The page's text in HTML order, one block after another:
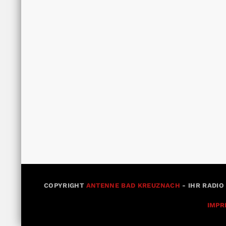
COPYRIGHT ANTENNE BAD KREUZNACH - IHR RADIO